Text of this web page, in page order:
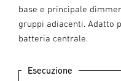
base e principale
gruppi adiacenti. Adatto
batteria centrale.
Esecuzione